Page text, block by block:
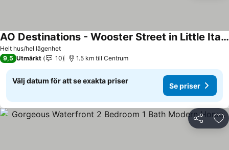
Helt hus/hel lägenhet
AO Destinations - Wooster Street in Little Italy New Haven
Se priser
9,5 Utmärkt 10 1.5 km till Centrum
Välj datum för att se exakta priser
Se priser
Dela